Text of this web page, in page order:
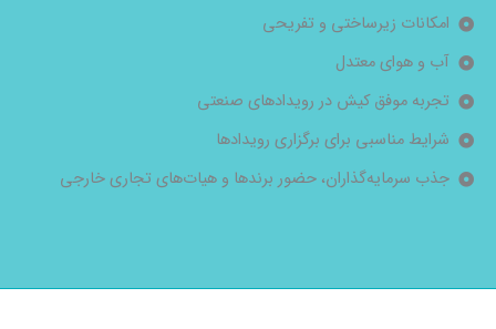
امکانات زیرساختی و تفریحی
آب و هوای معتدل
تجربه موفق کیش در رویدادهای صنعتی
شرایط مناسبی برای برگزاری رویدادها
جذب سرمایه‌گذاران، حضور برندها و هیات‌های تجاری خارجی